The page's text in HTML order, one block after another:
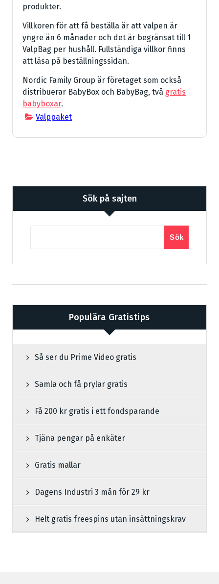
produkter.
Villkoren för att få beställa är att valpen är
yngre än 6 månader och det är begränsat till 1
ValpBag per hushåll. Fullständiga villkor finns
att läsa på beställningssidan.
Nordic Family Group är företaget som också
distribuerar BabyBox och BabyBag, två gratis
babyboxar.
Valppaket
Sök på sajten
Sök
Populära Gratistips
Så ser du Prime Video gratis
Samla och få prylar gratis
Få 200 kr gratis i ett fondsparande
Tjäna pengar på enkäter
Gratis mallar
Dagens Industri 3 mån för 29 kr
Helt gratis freespins utan insättningskrav